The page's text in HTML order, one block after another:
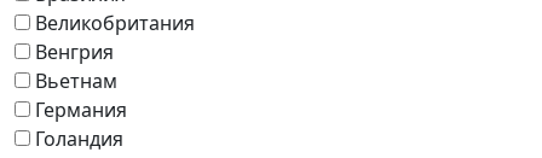
Великобритания
Венгрия
Вьетнам
Германия
Голандия